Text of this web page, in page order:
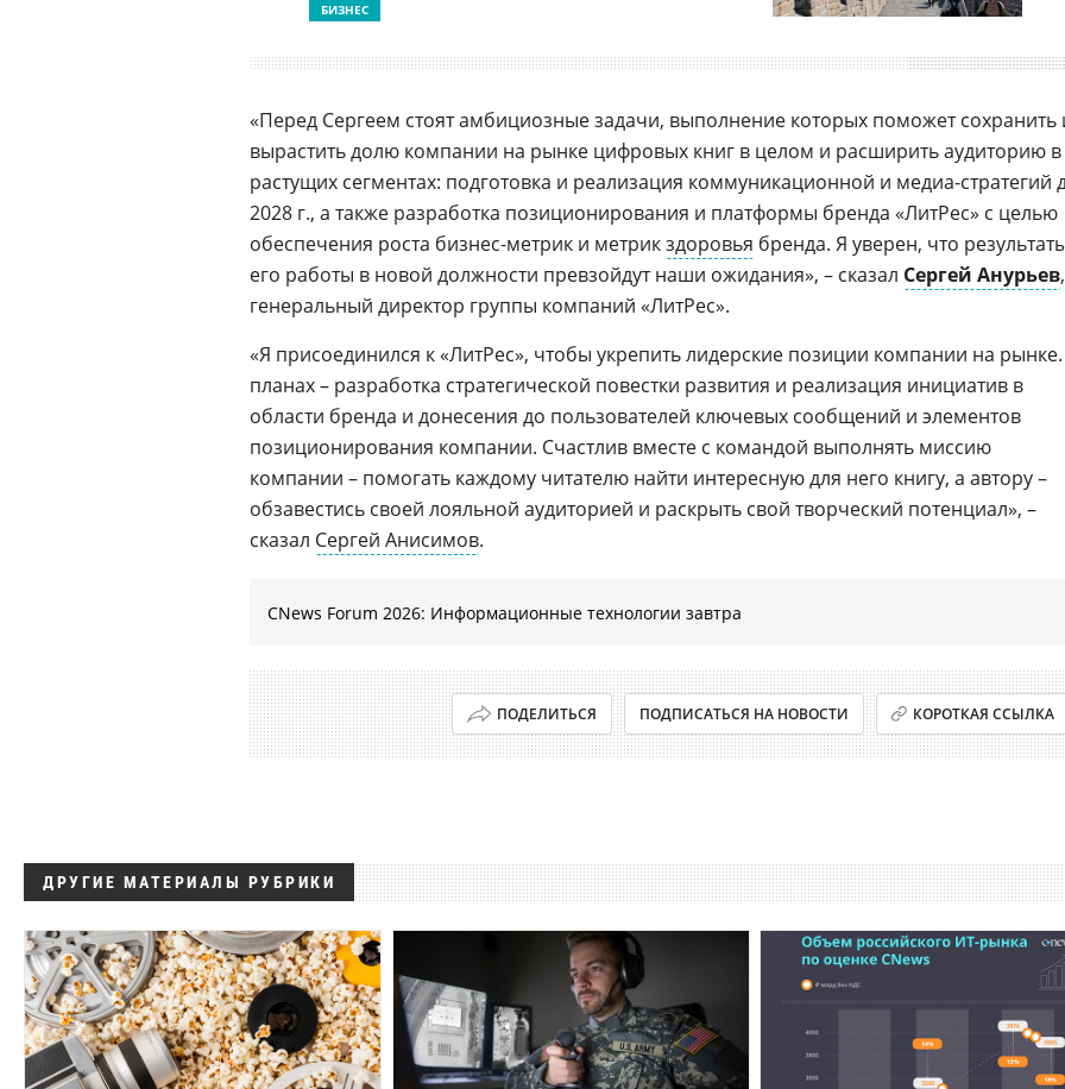
БИЗНЕС
«Перед Сергеем стоят амбициозные задачи, выполнение которых поможет сохранить
вырастить долю компании на рынке цифровых книг в целом и расширить аудиторию в
растущих сегментах: подготовка и реализация коммуникационной и медиа-стратегий
2028 г.​​, а также разработка позиционирования и платформы бренда «ЛитРес» с целью
обеспечения роста бизнес-метрик и метрикздоровья бренда. Я уверен, что
его работы в новой должности превзойдут наши ожидания», – сказал Сергей Анурьев,
генеральный директор группы компаний «ЛитРес».
«Я присоединился к «ЛитРес», чтобы укрепить лидерские позиции компании на
планах – разработка стратегической повестки развития и реализация инициатив в
области бренда и донесения до пользователей ключевых сообщений и элементов
позиционирования компании. Счастлив вместе с командой выполнять миссию
компании – помогать каждому читателю найти интересную для него книгу, а автору –
обзавестись своей лояльной аудиторией и раскрыть свой творческий потенциал», –
сказал Сергей Анисимов.
CNews Forum 2026: Информационные технологии завтра
ПОДЕЛИТЬСЯ ПОДПИСАТЬСЯ НА НОВОСТИ КОРОТКАЯ ССЫЛКА
ДРУГИЕ МАТЕРИАЛЫ РУБРИКИ